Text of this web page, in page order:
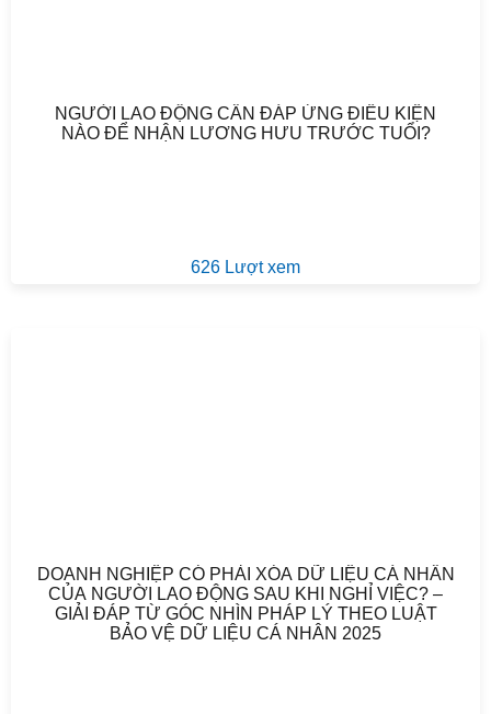
NGƯỜI LAO ĐỘNG CẦN ĐÁP ỨNG ĐIỀU KIỆN
NÀO ĐỂ NHẬN LƯƠNG HƯU TRƯỚC TUỔI?
626 Lượt xem
DOANH NGHIỆP CÓ PHẢI XÓA DỮ LIỆU CÁ NHÂN
CỦA NGƯỜI LAO ĐỘNG SAU KHI NGHỈ VIỆC? –
GIẢI ĐÁP TỪ GÓC NHÌN PHÁP LÝ THEO LUẬT
BẢO VỆ DỮ LIỆU CÁ NHÂN 2025